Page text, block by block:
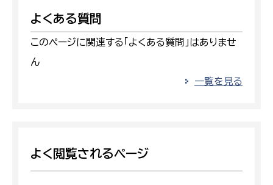
よくある質問
このページに関連する「よくある質問」はありませ
ん
一覧を見る
よく閲覧されるページ